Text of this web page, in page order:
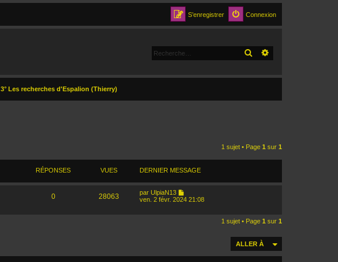
Connexion
S’enregistrer
RECHERCHER
3° Les recherches d'Espalion (Thierry)
1 sujet • Page 1 sur 1
RÉPONSES VUES DERNIER MESSAGE
0 28063 par UlpiaN13
ven. 2 févr. 2024 21:08
1 sujet • Page 1 sur 1
ALLER À